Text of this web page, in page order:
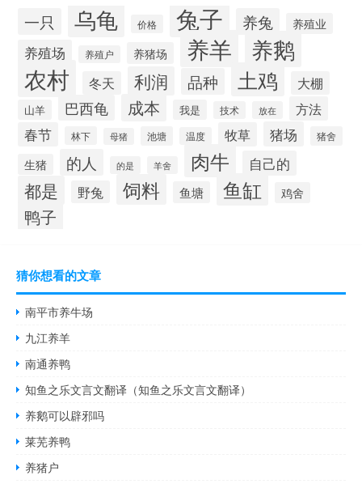
一只 乌龟 价格 兔子 养兔 养殖业
养殖场 养殖户 养猪场 养羊 养鹅
农村 冬天 利润 品种 土鸡 大棚
山羊 巴西龟 成本 我是 技术 放在
方法
春节
林下 母猪 池塘 温度 牧草 猪场 猪舍
生猪 的人 的是 羊舍 肉牛 自己的
都是 野兔 饲料 鱼塘 鱼缸 鸡舍
鸭子
猜你想看的文章
南平市养牛场
九江养羊
南通养鸭
知鱼之乐文言文翻译（知鱼之乐文言文翻译）
养鹅可以辟邪吗
莱芜养鸭
养猪户